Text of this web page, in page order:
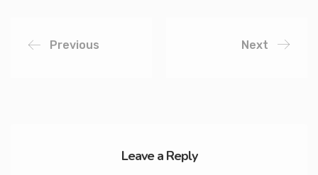
Previous Next
Leave a Reply